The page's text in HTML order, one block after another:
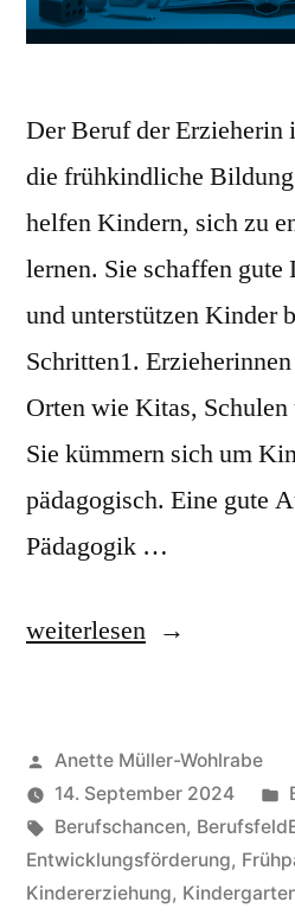
Der Beruf der
die frühkindliche
helfen Kindern, sich zu
lernen. Sie schaffen gute
und unterstützen Kinder
Schritten1.
Orten wie Kitas, Schulen
Sie kümmern sich um
pädagogisch. Eine gute
Pädagogik …
„Erzieherin:
Zukunft
und
Verantwortung“
weiterlesen
Veröffentlicht
von
Anette Müller-Wohlrabe
14. September 2024
Schlagwörter:
Berufschancen,
Entwicklungsförderung,
Kindererziehung,